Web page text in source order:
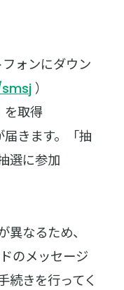
ォンにダウン
）
を取得
きます。「抽
選に参加
なるため、
のメッセージ
続きを行ってく